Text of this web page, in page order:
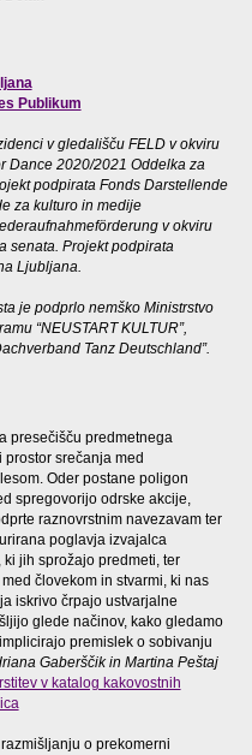
Publikum
v gledališču FELD v okviru
Dance 2020/2021 Oddelka za
podpirata Fonds Darstellende
za kulturo in medije
v okviru
senata. Projekt podpirata
Ljubljana.
je podprlo nemško Ministrstvo
“NEUSTART KULTUR”,
Tanz Deutschland”.
presečišču predmetnega
srečanja med
Oder postane poligon
spregovorijo odrske akcije,
raznovrstnim navezavam ter
poglavja izvajalca
jih sprožajo predmeti, ter
človekom in stvarmi, ki nas
iskrivo črpajo ustvarjalne
glede načinov, kako gledamo
premislek o sobivanju
Gaberščik in Martina Peštaj
v katalog kakovostnih
o prekomerni